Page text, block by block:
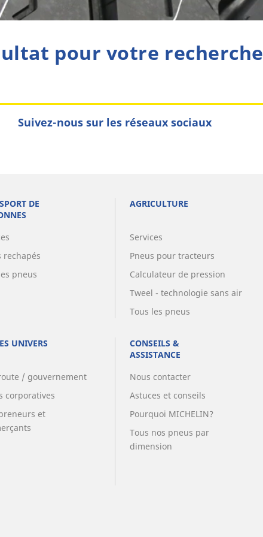
pour votre recherche
Suivez-nous sur les réseaux sociaux
DE
rechapés
pneus
AGRICULTURE
Services
Pneus pour tracteurs
Calculateur de pression
Tweel - technologie sans air
Tous les pneus
UNIVERS
/ gouvernement
corporatives
et
CONSEILS &
ASSISTANCE
Nous contacter
Astuces et conseils
Pourquoi MICHELIN?
Tous nos pneus par
dimension